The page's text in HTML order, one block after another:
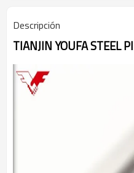
Descripción
TIANJIN YOUFA STEEL